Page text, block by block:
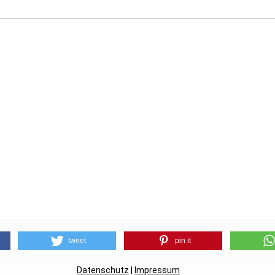
tweet pin it
Datenschutz Impressum